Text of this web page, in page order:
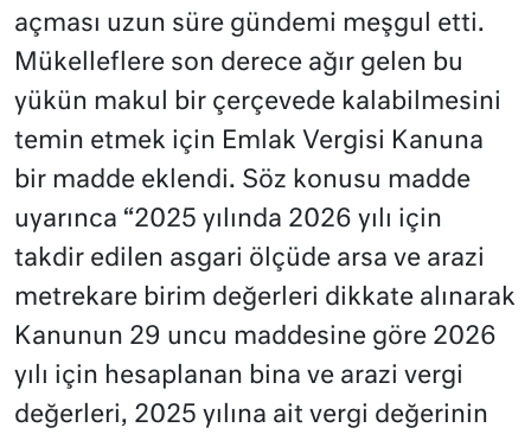
açması uzun süre gündemi meşgul etti.
Mükelleflere son derece ağır gelen bu
yükün makul bir çerçevede kalabilmesini
temin etmek için Emlak Vergisi Kanuna
bir madde eklendi. Söz konusu madde
uyarınca “2025 yılında 2026 yılı için
takdir edilen asgari ölçüde arsa ve arazi
metrekare birim değerleri dikkate alınarak
Kanunun 29 uncu maddesine göre 2026
yılı için hesaplanan bina ve arazi vergi
değerleri, 2025 yılına ait vergi değerinin